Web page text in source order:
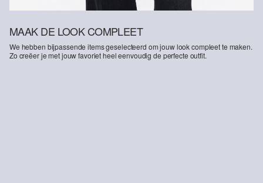
MAAK DE LOOK COMPLEET
We hebben bijpassende items geselecteerd om jouw look compleet te maken.
Zo creëer je met jouw favoriet heel eenvoudig de perfecte outfit.